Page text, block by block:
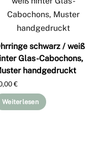
schwarz / weiß
Glas-Cabochons,
handgedruckt
€
Weiterlesen